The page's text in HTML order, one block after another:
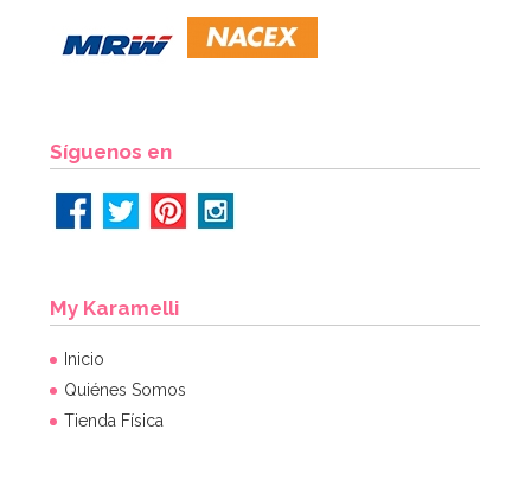
Síguenos en
My Karamelli
Inicio
Quiénes Somos
Tienda Física